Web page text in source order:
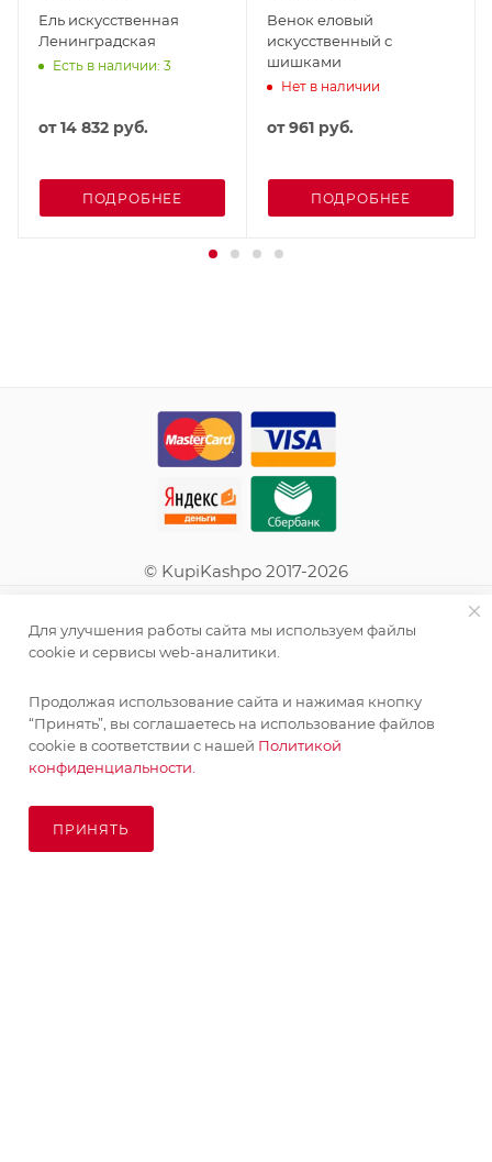
Ель искусственная
Ленинградская
Есть в наличии: 3
от14 832 руб.
ПОДРОБНЕЕ
Венок еловый
искусственный с
шишками
Нет в наличии
от961 руб.
ПОДРОБНЕЕ
© KupiKashpo 2017-2026
ПОМОЩЬ
ПОДПИСАТЬСЯ НА РАССЫЛКУ
Для улучшения работы сайта мы используем файлы
cookie и сервисы web-аналитики.
Продолжая использование сайта и нажимая кнопку
“Принять”, вы соглашаетесь на использование файлов
cookie в соответствии с нашей Политикой
конфиденциальности.
ПРИНЯТЬ